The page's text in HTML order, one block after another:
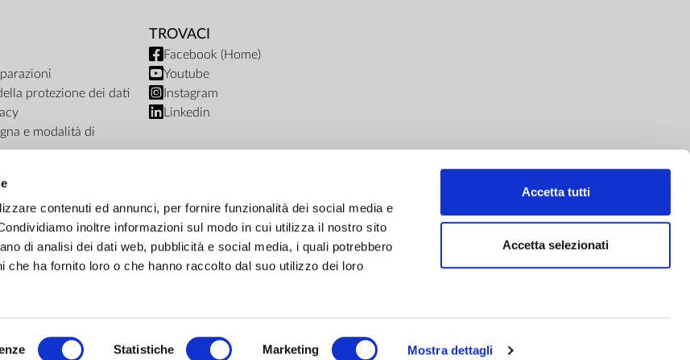
contenuti ed annunci, per fornire funzionalità dei social media e
inoltre informazioni sul modo in cui utilizza il nostro sito
di analisi dei dati web, pubblicità e social media, i quali potrebbero
che ha fornito loro o che hanno raccolto dal suo utilizzo dei loro
Statistiche Marketing Mostra dettagli
Accetta tutti
Accetta selezionati
protezione dei dati
e modalità di
negozio online
TROVACI
Facebook (Home)
Youtube
Instagram
Linkedin